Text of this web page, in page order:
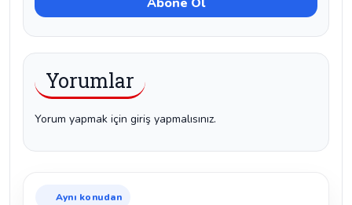
Yorumlar
Yorum yapmak için giriş yapmalısınız.
Aynı konudan